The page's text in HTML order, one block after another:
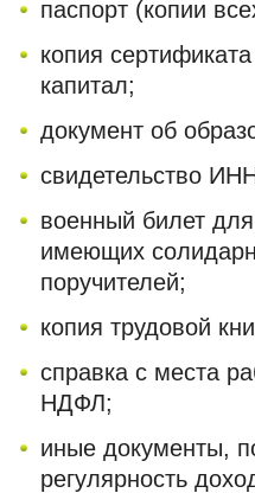
паспорт (копии
копия
капитал;
документ об
свидетельство
военный билет
имеющих
поручителей;
копия трудовой
справка с места
НДФЛ;
иные документы,
регулярность